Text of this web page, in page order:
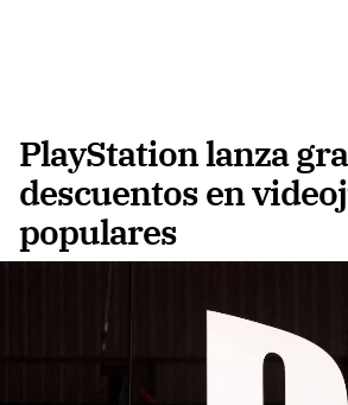
PlayStation lanza
descuentos en
populares